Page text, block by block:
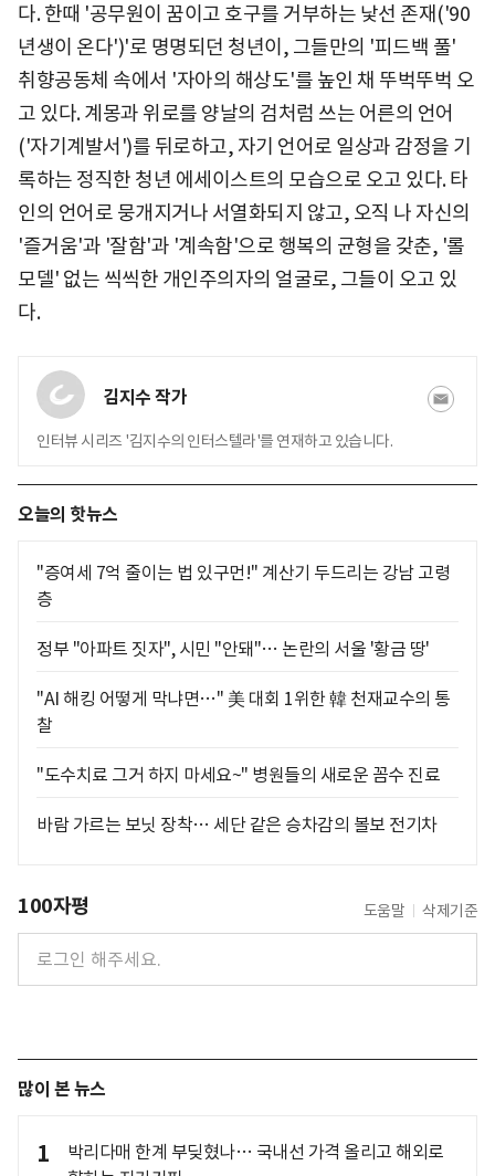
다. 한때 '공무원이 꿈이고 호구를 거부하는 낯선 존재('90
년생이 온다')'로 명명되던 청년이, 그들만의 '피드백 풀'
취향공동체 속에서 '자아의 해상도'를 높인 채 뚜벅뚜벅 오
고 있다. 계몽과 위로를 양날의 검처럼 쓰는 어른의 언어
('자기계발서')를 뒤로하고, 자기 언어로 일상과 감정을 기
록하는 정직한 청년 에세이스트의 모습으로 오고 있다. 타
인의 언어로 뭉개지거나 서열화되지 않고, 오직 나 자신의
'즐거움'과 '잘함'과 '계속함'으로 행복의 균형을 갖춘, '롤
모델' 없는 씩씩한 개인주의자의 얼굴로, 그들이 오고 있
다.
김지수 작가
인터뷰 시리즈 '김지수의 인터스텔라'를 연재하고 있습니다.
오늘의 핫뉴스
"증여세 7억 줄이는 법 있구먼!" 계산기 두드리는 강남 고령
층
정부 "아파트 짓자", 시민 "안돼"… 논란의 서울 '황금 땅'
"AI 해킹 어떻게 막냐면…" 美 대회 1위한 韓 천재교수의 통
찰
"도수치료 그거 하지 마세요~" 병원들의 새로운 꼼수 진료
바람 가르는 보닛 장착… 세단 같은 승차감의 볼보 전기차
100자평 도움말 삭제기준
많이 본 뉴스
1
박리다매 한계 부딪혔나… 국내선 가격 올리고 해외로